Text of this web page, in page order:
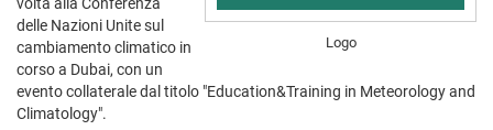
Logo
volta alla Conferenza
delle Nazioni Unite sul
cambiamento climatico in
corso a Dubai, con un
evento collaterale dal titolo "Education&Training in Meteorology and
Climatology".